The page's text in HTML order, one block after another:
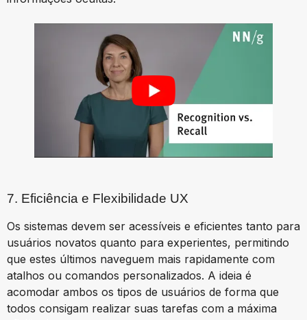
7. Eficiência e Flexibilidade UX
Os sistemas devem ser acessíveis e eficientes tanto para
usuários novatos quanto para experientes, permitindo
que estes últimos naveguem mais rapidamente com
atalhos ou comandos personalizados. A ideia é
acomodar ambos os tipos de usuários de forma que
todos consigam realizar suas tarefas com a máxima